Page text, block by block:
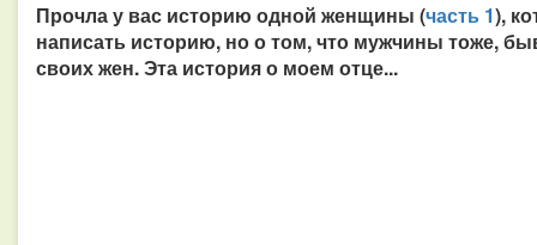
Прочла у вас историю одной женщины (часть 1),
написать историю, но о том, что мужчины тоже,
своих жен. Эта история о моем отце...